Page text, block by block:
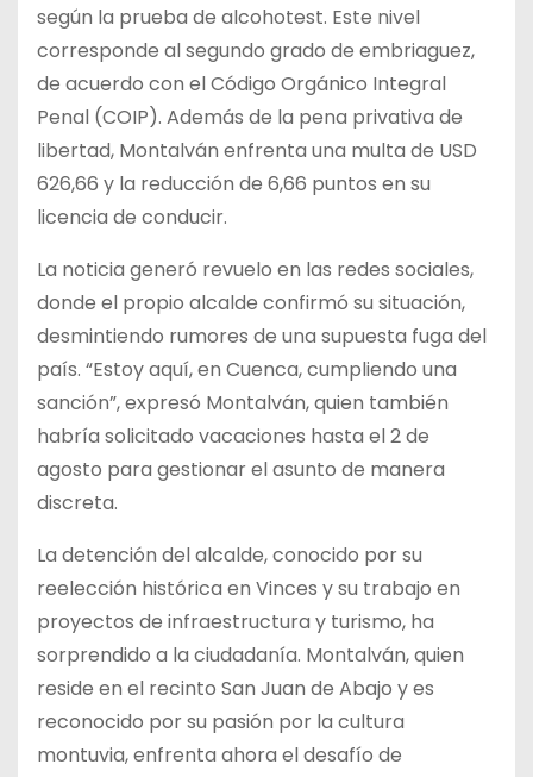
según la prueba de alcohotest. Este nivel
corresponde al segundo grado de embriaguez,
de acuerdo con el Código Orgánico Integral
Penal (COIP). Además de la pena privativa de
libertad, Montalván enfrenta una multa de USD
626,66 y la reducción de 6,66 puntos en su
licencia de conducir.
La noticia generó revuelo en las redes sociales,
donde el propio alcalde confirmó su situación,
desmintiendo rumores de una supuesta fuga del
país. “Estoy aquí, en Cuenca, cumpliendo una
sanción”, expresó Montalván, quien también
habría solicitado vacaciones hasta el 2 de
agosto para gestionar el asunto de manera
discreta.
La detención del alcalde, conocido por su
reelección histórica en Vinces y su trabajo en
proyectos de infraestructura y turismo, ha
sorprendido a la ciudadanía. Montalván, quien
reside en el recinto San Juan de Abajo y es
reconocido por su pasión por la cultura
montuvia, enfrenta ahora el desafío de